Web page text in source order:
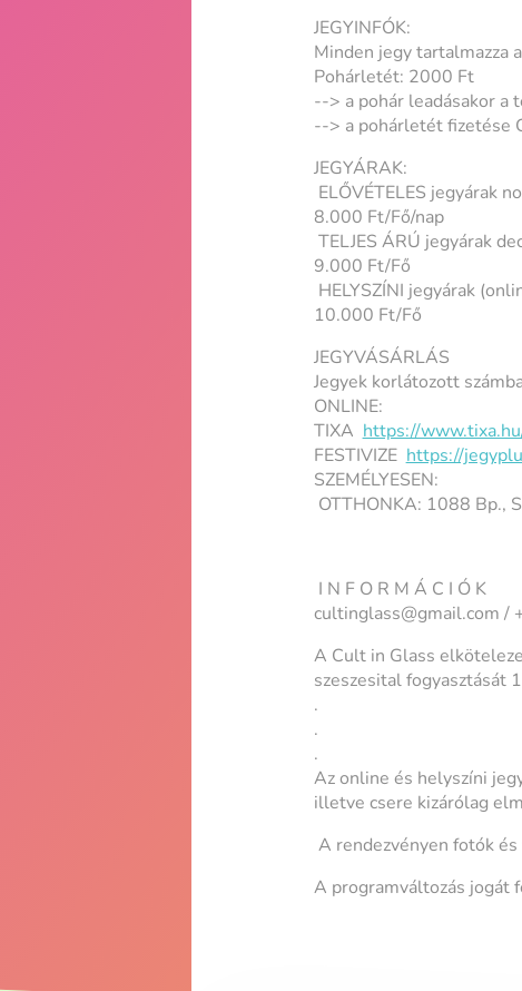
JEGYINFÓK:
Minden jegy tartalmazza
Pohárletét: 2000 Ft
--> a pohár leadásakor a
--> a pohárletét fizetése
JEGYÁRAK:
ELŐVÉTELES jegyárak
8.000 Ft/Fő/nap
TELJES ÁRÚ jegyárak
9.000 Ft/Fő
HELYSZÍNI jegyárak
10.000 Ft/Fő
JEGYVÁSÁRLÁS
Jegyek korlátozott
ONLINE:
TIXA https://
FESTIVIZE https://
SZEMÉLYESEN:
OTTHONKA: 1088 Bp.,
I N F O R M Á C I Ó K
cultinglass@gmail.com /
A Cult in Glass
szeszesital fogyasztását
.
.
.
Az online és helyszíni
illetve csere kizárólag
A rendezvényen fotók
A programváltozás jogát